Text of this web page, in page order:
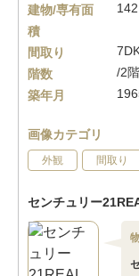
建物/専有面
積
間取り
階数
/2階
築年月
画像カテゴリ
外観 間取り
センチュリー